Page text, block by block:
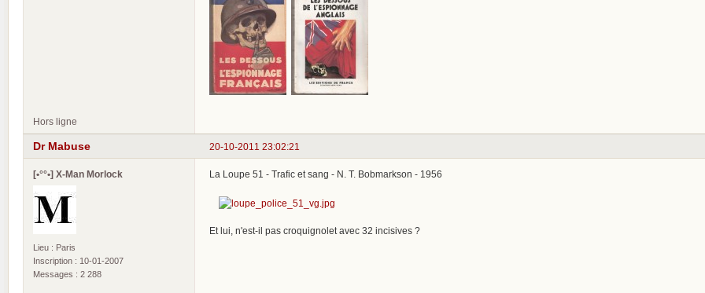
Hors ligne
20-10-2011 23:02:21
Dr Mabuse
[•°°•] X-Man Morlock
Lieu : Paris
Inscription : 10-01-2007
Messages : 2 288
La Loupe 51 - Trafic et sang - N. T. Bobmarkson - 1956
Et lui, n'est-il pas croquignolet avec 32 incisives ?